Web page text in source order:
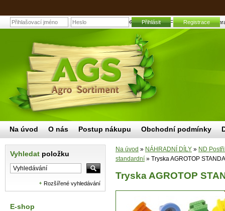
Tryska AGROTOP STANDARD SF 110 sada 4ks |
Přihlásit Registrace
Vyhledat položku
Rozšířené vyhledávání
E-shop
Na úvod » NÁHRADNÍ DÍLY » ND
standardní » Tryska AGROTOP
Tryska AGROTOP
Na úvod O nás Postup nákupu Obchodní podmínky